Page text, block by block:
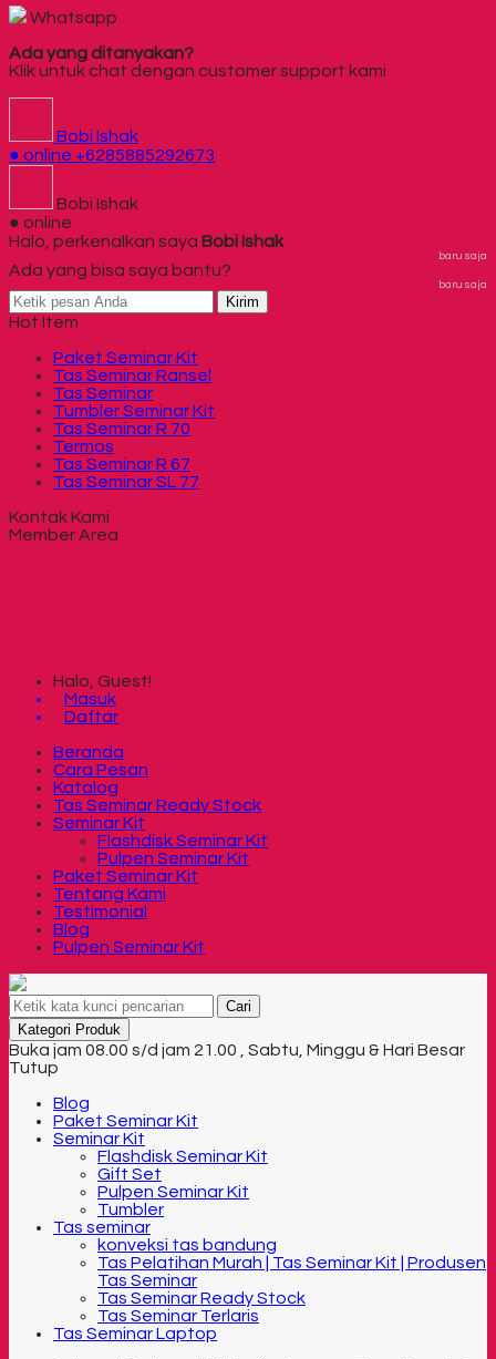
Whatsapp
Ada yang ditanyakan?
Klik untuk chat dengan customer support kami
Bobi Ishak
● online +6285885292673
Bobi Ishak
● online
Halo, perkenalkan saya Bobi Ishak
baru saja
Ada yang bisa saya bantu?
baru saja
Kirim
Hot Item
Paket Seminar Kit
Tas Seminar Ransel
Tas Seminar
Tumbler Seminar Kit
Tas Seminar R 70
Termos
Tas Seminar R 67
Tas Seminar SL 77
Kontak Kami
Member Area
Halo, Guest!
Masuk
Daftar
Beranda
Cara Pesan
Katalog
Tas Seminar Ready Stock
Seminar Kit
Flashdisk Seminar Kit
Pulpen Seminar Kit
Paket Seminar Kit
Tentang Kami
Testimonial
Blog
Pulpen Seminar Kit
Cari
Kategori Produk
Buka jam 08.00 s/d jam 21.00 , Sabtu, Minggu & Hari Besar
Tutup
Blog
Paket Seminar Kit
Seminar Kit
Flashdisk Seminar Kit
Gift Set
Pulpen Seminar Kit
Tumbler
Tas seminar
konveksi tas bandung
Tas Pelatihan Murah | Tas Seminar Kit | Produsen
Tas Seminar
Tas Seminar Ready Stock
Tas Seminar Terlaris
Tas Seminar Laptop